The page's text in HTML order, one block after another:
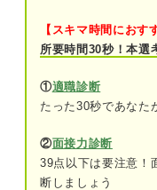
②研
④実
ポイント
【スキマ時間におす
所要時間30秒！本選
①適職診断
たった30秒であなた
②面接力診断
39点以下は要注意！
断しましょう
ESの研究内容はポ